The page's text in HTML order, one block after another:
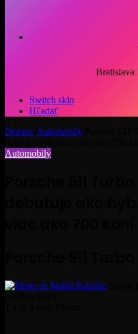
Bratislava
Switch skin
Hľadať
Domov Automobily
Automobily